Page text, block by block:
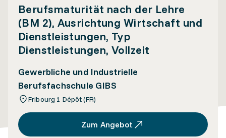
Berufsmaturität nach der Lehre
(BM 2), Ausrichtung Wirtschaft und
Dienstleistungen, Typ
Dienstleistungen, Vollzeit
Gewerbliche und Industrielle
Berufsfachschule GIBS
Fribourg 1 Dépôt (FR)
Zum Angebot